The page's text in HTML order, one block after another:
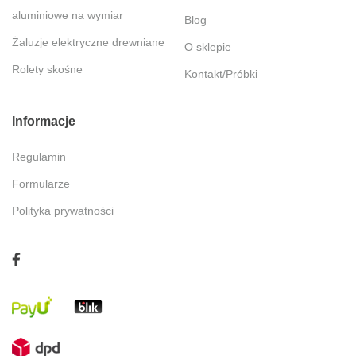
aluminiowe na wymiar
Żaluzje elektryczne drewniane
Rolety skośne
Blog
O sklepie
Kontakt/Próbki
Informacje
Regulamin
Formularze
Polityka prywatności